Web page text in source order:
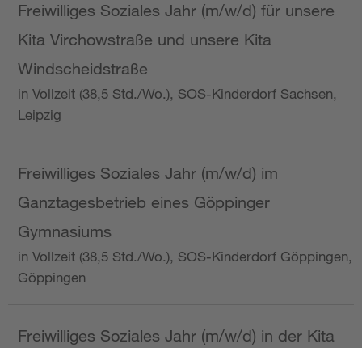
Freiwilliges Soziales Jahr (m/w/d) für unsere
Kita Virchowstraße und unsere Kita
Windscheidstraße
in Vollzeit (38,5 Std./Wo.), SOS-Kinderdorf Sachsen,
Leipzig
Freiwilliges Soziales Jahr (m/w/d) im
Ganztagesbetrieb eines Göppinger
Gymnasiums
in Vollzeit (38,5 Std./Wo.), SOS-Kinderdorf Göppingen,
Göppingen
Freiwilliges Soziales Jahr (m/w/d) in der Kita